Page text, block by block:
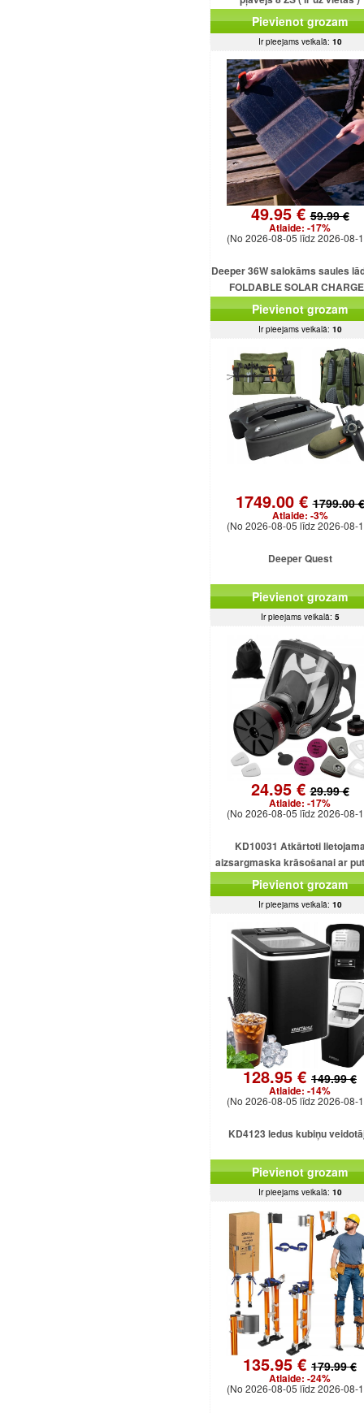
Pievienot grozam
Ir pieejams veikalā: 10
49.95 €59.99 €
Atlaide: -17%
(No 2026-08-05 līdz 2026-08-
Deeper 36W salokāms saules
FOLDABLE SOLAR
DEEPER 36W
Pievienot grozam
Ir pieejams veikalā: 10
1749.00 €1799.00 €
Atlaide: -3%
(No 2026-08-05 līdz 2026-08-
Deeper Quest
Pievienot grozam
Ir pieejams veikalā: 5
24.95 €29.99 €
Atlaide: -17%
(No 2026-08-05 līdz 2026-08-
KD10031 Atkārtoti
aizsargmaska ​​krāsošanai ar
filtru.
Pievienot grozam
Ir pieejams veikalā: 10
128.95 € 149.99 €
Atlaide: -14%
(No 2026-08-05 līdz 2026-08-
KD4123 ledus kubiņu
Pievienot grozam
Ir pieejams veikalā: 10
135.95 € 179.99 €
Atlaide: -24%
(No 2026-08-05 līdz 2026-08-